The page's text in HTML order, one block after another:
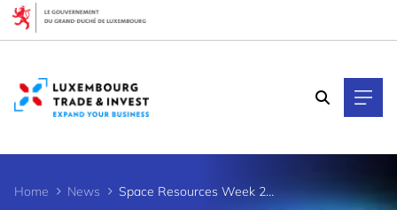
Home News Space Resources Week 2026
Cookies management panel